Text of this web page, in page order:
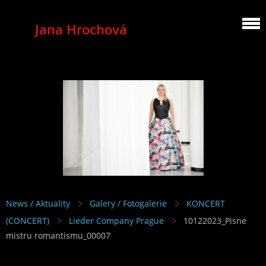
Jana Hrochová
MEZZOSOPRANO
News / Aktuality Galery / Fotogalerie
KONCERT
(CONCERT)
Lieder Company Prague
10122023_Pisne
mistru romantismu_00007